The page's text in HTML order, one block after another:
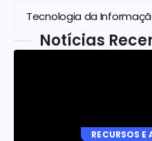
Tecnologia da
Notícias
RECURSOS